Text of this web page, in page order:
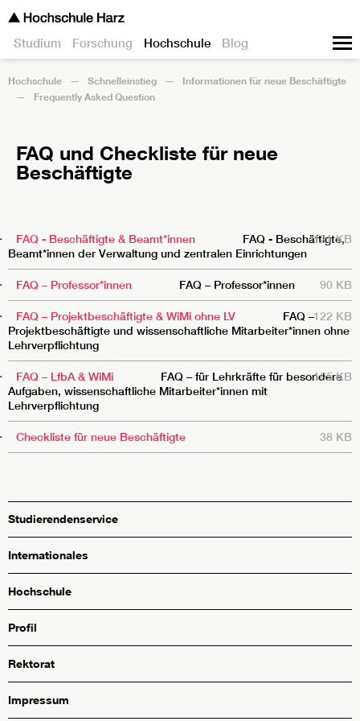
Studium Forschung Hochschule Blog
Hochschule Schnelleinstieg
Informationen für neue Beschäftigte
Frequently Asked Question
FAQ und Checkliste für neue
Beschäftigte
FAQ - Beschäftigte & Beamt*innen
FAQ - Beschäftigte,
Beamt*innen der Verwaltung und zentralen Einrichtungen
121 KB
FAQ – Professor*innen FAQ – Professor*innen 90 KB
FAQ – Projektbeschäftigte & WiMi ohne LV
FAQ –
Projektbeschäftigte und wissenschaftliche Mitarbeiter*innen ohne
Lehrverpflichtung
122 KB
FAQ – LfbA & WiMi
FAQ – für Lehrkräfte für besondere
Aufgaben, wissenschaftliche Mitarbeiter*innen mit
Lehrverpflichtung
105 KB
Checkliste für neue Beschäftigte 38 KB
Studierendenservice
Internationales
Hochschule
Profil
Rektorat
Impressum